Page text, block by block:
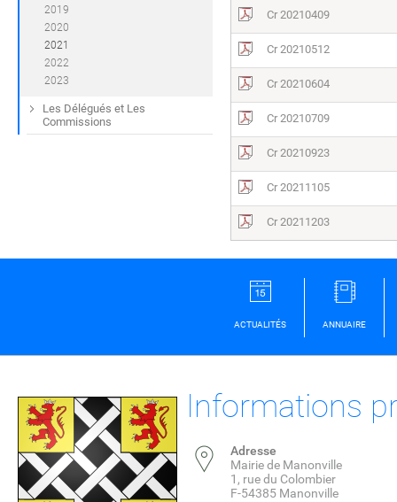
Cr 20210409
Cr 20210512
Cr 20210604
Cr 20210709
Cr 20210923
Cr 20211105
Cr 20211203
2019
2020
2021
2022
2023
Les Délégués et Les
Commissions
ACTUALITÉS ANNUAIRE
Informations
Adresse
Mairie de Manonville
1, rue du Colombier
F-54385 Manonville